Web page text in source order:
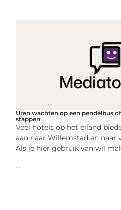
Uren wachten op een pendelbus
stappen
Veel hotels op het eiland
aan naar Willemstad en naar
Als je hier gebruik van wil
...